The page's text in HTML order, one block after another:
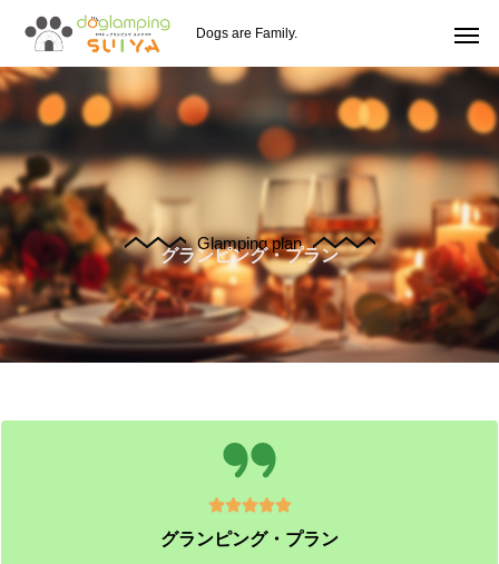
Dogs are Family.
Glamping plan
グランピング・プラン

グランピング・プラン